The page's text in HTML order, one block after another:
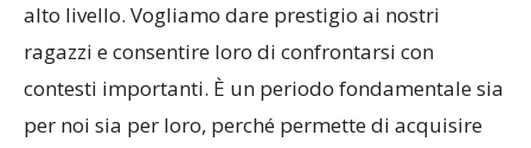
società professionistiche oppure contro realtà di
alto livello. Vogliamo dare prestigio ai nostri
ragazzi e consentire loro di confrontarsi con
contesti importanti. È un periodo fondamentale sia